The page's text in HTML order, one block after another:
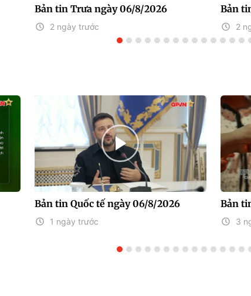
Bản tin Trưa ngày 06/8/2026
2 ngày trước
Bản
2
Bản tin Quốc tế ngày 06/8/2026
1 ngày trước
Bản
3